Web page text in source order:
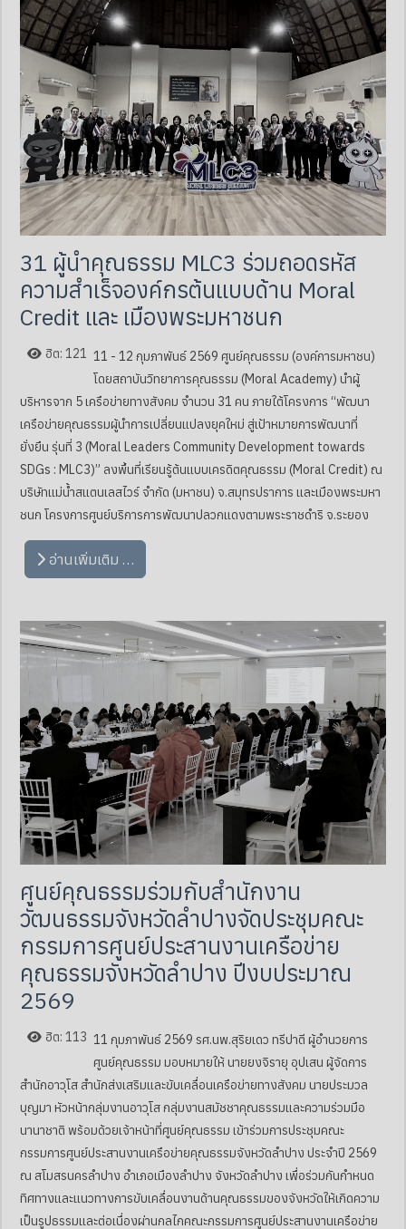
31 ผู้นำคุณธรรม MLC3 ร่วมถอดรหัส
ความสำเร็จองค์กรต้นแบบด้าน Moral
Credit และ เมืองพระมหาชนก
ฮิต: 121 11 - 12 กุมภาพันธ์ 2569 ศูนย์คุณธรรม (องค์การมหาชน)
โดยสถาบันวิทยาการคุณธรรม (Moral Academy) นำผู้
บริหารจาก 5 เครือข่ายทางสังคม จำนวน 31 คน ภายใต้โครงการ “พัฒนา
เครือข่ายคุณธรรมผู้นำการเปลี่ยนแปลงยุคใหม่ สู่เป้าหมายการพัฒนาที่
ยั่งยืน รุ่นที่ 3 (Moral Leaders Community Development towards
SDGs : MLC3)” ลงพื้นที่เรียนรู้ต้นแบบเครดิตคุณธรรม (Moral Credit) ณ
บริษัทแม่น้ำสแตนเลสไวร์ จำกัด (มหาชน) จ.สมุทรปราการ และเมืองพระมหา
ชนก โครงการศูนย์บริการการพัฒนาปลวกแดงตามพระราชดำริ จ.ระยอง
อ่านเพิ่มเติม …
ศูนย์คุณธรรมร่วมกับสำนักงาน
วัฒนธรรมจังหวัดลำปางจัดประชุมคณะ
กรรมการศูนย์ประสานงานเครือข่าย
คุณธรรมจังหวัดลำปาง ปีงบประมาณ
2569
ฮิต: 113 11 กุมภาพันธ์ 2569 รศ.นพ.สุริยเดว ทรีปาตี ผู้อำนวยการ
ศูนย์คุณธรรม มอบหมายให้ นายยงจิรายุ อุปเสน ผู้จัดการ
สำนักอาวุโส สำนักส่งเสริมและขับเคลื่อนเครือข่ายทางสังคม นายประมวล
บุญมา หัวหน้ากลุ่มงานอาวุโส กลุ่มงานสมัชชาคุณธรรมและความร่วมมือ
นานาชาติ พร้อมด้วยเจ้าหน้าที่ศูนย์คุณธรรม เข้าร่วมการประชุมคณะ
กรรมการศูนย์ประสานงานเครือข่ายคุณธรรมจังหวัดลำปาง ประจำปี 2569
ณ สโมสรนครลำปาง อำเภอเมืองลำปาง จังหวัดลำปาง เพื่อร่วมกันกำหนด
ทิศทางและแนวทางการขับเคลื่อนงานด้านคุณธรรมของจังหวัดให้เกิดความ
เป็นรูปธรรมและต่อเนื่องผ่านกลไกคณะกรรมการศูนย์ประสานงานเครือข่าย